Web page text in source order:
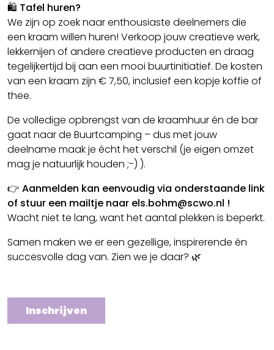
🛍️ Tafel huren?
We zijn op zoek naar enthousiaste deelnemers die
een kraam willen huren! Verkoop jouw creatieve werk,
lekkernijen of andere creatieve producten en draag
tegelijkertijd bij aan een mooi buurtinitiatief. De kosten
van een kraam zijn € 7,50, inclusief een kopje koffie of
thee.
De volledige opbrengst van de kraamhuur én de bar
gaat naar de Buurtcamping – dus met jouw
deelname maak je écht het verschil (je eigen omzet
mag je natuurlijk houden ;-) ).
👉 Aanmelden kan eenvoudig via onderstaande link
of stuur een mailtje naar els.bohm@scwo.nl !
Wacht niet te lang, want het aantal plekken is beperkt.
Samen maken we er een gezellige, inspirerende én
succesvolle dag van. Zien we je daar? 🌿
Inschrijven